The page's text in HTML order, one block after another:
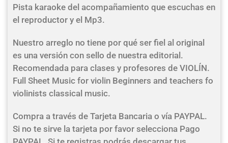
Pista karaoke del acompañamiento que escuchas en
el reproductor y el Mp3.
Nuestro arreglo no tiene por qué ser fiel al original
es una versión con sello de nuestra editorial.
Recomendada para clases y profesores de VIOLÍN.
Full Sheet Music for violin Beginners and teachers fo
violinists classical music.
Compra a través de Tarjeta Bancaria o vía PAYPAL.
Si no te sirve la tarjeta por favor selecciona Pago